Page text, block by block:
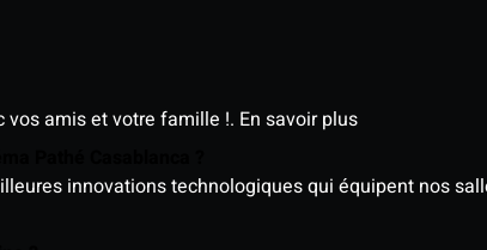
vos amis et votre famille !. En savoir plus
innovations technologiques qui équipent nos